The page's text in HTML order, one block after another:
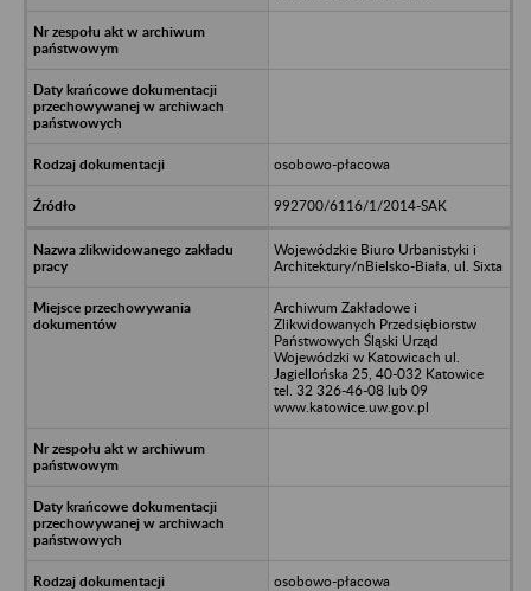
osobowo-płacowa
992700/6116/1/2014-SAK
Wojewódzkie Biuro Urbanistyki i
Architektury/nBielsko-Biała, ul. Sixta
Archiwum Zakładowe i
Zlikwidowanych Przedsiębiorstw
Państwowych Śląski Urząd
Wojewódzki w Katowicach ul.
Jagiellońska 25, 40-032 Katowice
tel. 32 326-46-08 lub 09
www.katowice.uw.gov.pl
osobowo-płacowa